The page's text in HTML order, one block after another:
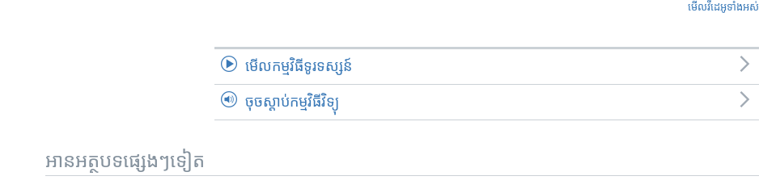
មើល​វីដេអូ​ទាំង​អស់
មើល​កម្មវិធី​ទូរទស្សន៍
ចុចស្តាប់កម្មវិធីវិទ្យុ
អានអត្ថបទផ្សេងៗទៀត